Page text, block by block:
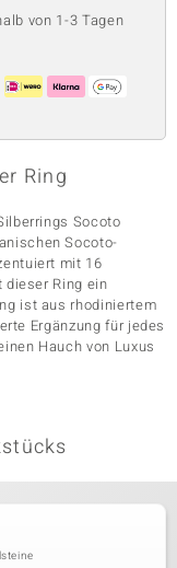
von 1-3 Tagen
Ring
Socoto
Socoto-
mit 16
Ring ein
ist aus rhodiniertem
Ergänzung für jedes
Hauch von Luxus